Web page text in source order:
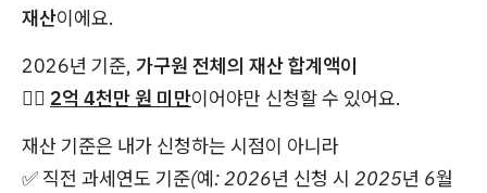
재산이에요.
2026년 기준, 가구원 전체의 재산 합계액이
👉🏻 2억 4천만 원 미만이어야만 신청할 수 있어요.
재산 기준은 내가 신청하는 시점이 아니라
✅ 직전 과세연도 기준(예: 2026년 신청 시 2025년 6월